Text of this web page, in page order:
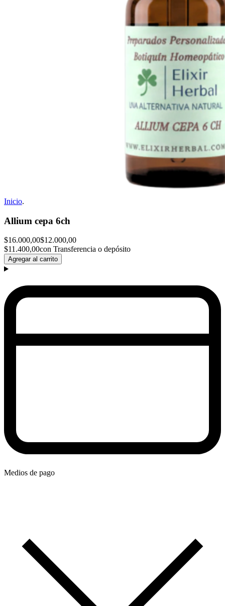
Inicio.
Allium cepa 6ch
$16.000,00$12.000,00
$11.400,00con Transferencia o depósito
Agregar al carrito
Medios de pago